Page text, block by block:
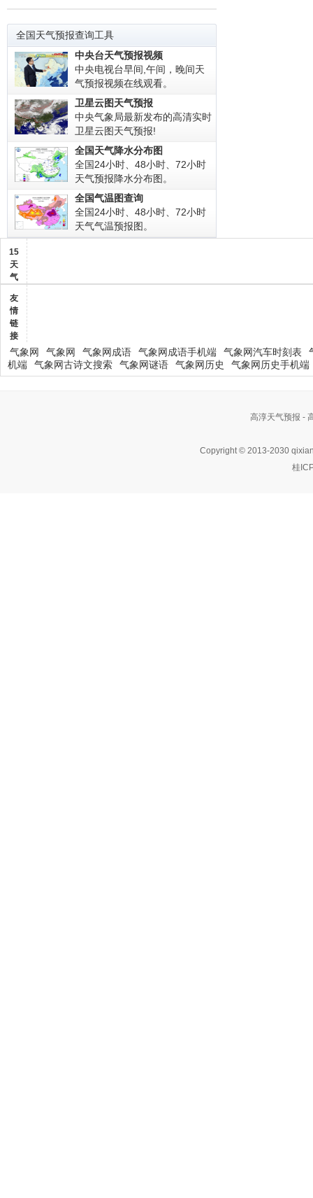
全国天气预报查询工具
中央台天气预报视频
中央电视台早间,午间，晚间天
气预报视频在线观看。
卫星云图天气预报
中央气象局最新发布的高清实时
卫星云图天气预报!
全国天气降水分布图
全国24小时、48小时、72小时
天气预报降水分布图。
全国气温图查询
全国24小时、48小时、72小时
天气气温预报图。
15
天
气
友
情
链
接
气象网 气象网 气象网成语 气象网成语手机端 气象网汽车时刻表
机端
气象网古诗文搜索 气象网谜语 气象网历史 气象网历史手机端
高淳天气预报 -
Copyright © 2013-2030
桂